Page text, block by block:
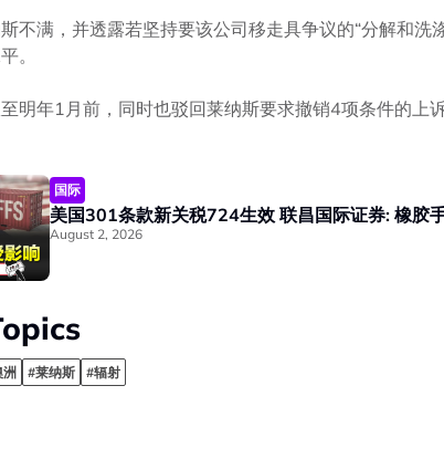
不满，并透露若坚持要该公司移走具争议的“分解和洗
。
明年1月前，同时也驳回莱纳斯要求撤销4项条件的上诉
国际
美国301条款新关税724生效 联昌国
August 2, 2026
洲 #莱纳斯 #辐射